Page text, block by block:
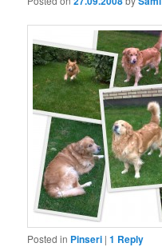
Posted in Pinseri |1 Reply